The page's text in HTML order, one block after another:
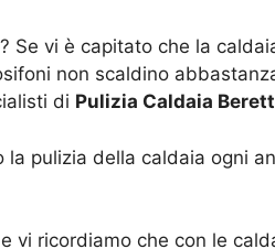
Se vi è capitato che la
non scaldino
di Pulizia Caldaia
pulizia della caldaia ogni
ricordiamo che con le